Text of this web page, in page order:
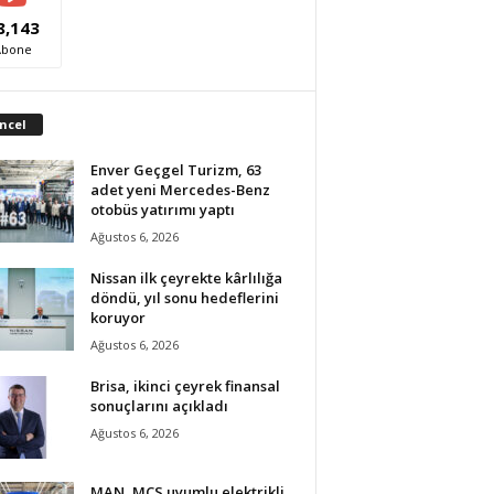
Enver Geçgel Turizm, 63
adet yeni Mercedes-Benz
otobüs yatırımı yaptı
Ağustos 6, 2026
Nissan ilk çeyrekte kârlılığa
döndü, yıl sonu hedeflerini
koruyor
Ağustos 6, 2026
Brisa, ikinci çeyrek finansal
sonuçlarını açıkladı
Ağustos 6, 2026